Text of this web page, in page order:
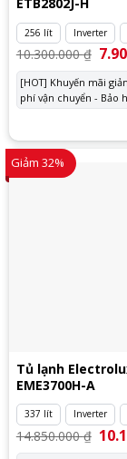
256 lít Inverter
10.300.000₫ Giá
gốc
là:
[HOT] Khuyến mãi
phí vận chuyển - Bảo
Giảm 32%
Tủ lạnh
EME3700H-A
337 lít Inverter
14.850.000₫ Giá
gốc